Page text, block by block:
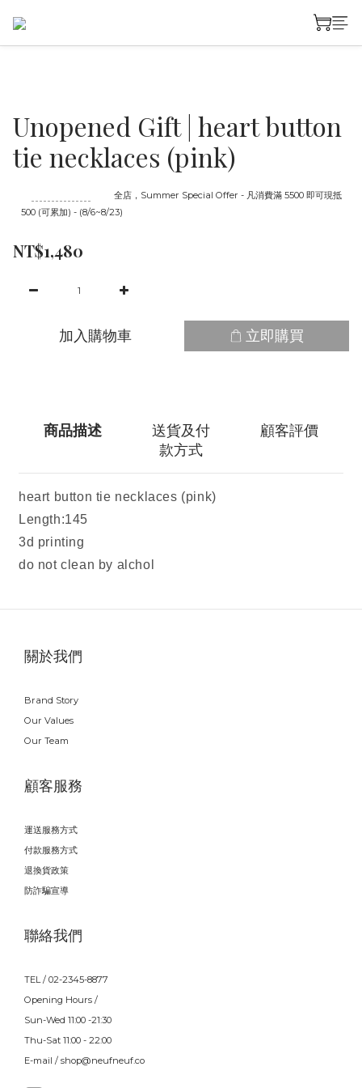
Unopened Gift | heart button
tie necklaces (pink)
全店，Summer Special Offer - 凡消費滿 5500 即可現抵
500 (可累加) - (8/6~8/23)
NT$1,480
加入購物車 立即購買
商品描述
送貨及付
款方式
顧客評價
heart button tie necklaces (pink)
Length:145
3d printing
do not clean by alchol
關於我們
Brand Story
Our Values
Our Team
顧客服務
運送服務方式
付款服務方式
退換貨政策
防詐騙宣導
聯絡我們
TEL / 02-2345-8877
Opening Hours /
Sun-Wed 11:00 -21:30
Thu-Sat 11:00 - 22:00
E-mail / shop@neufneuf.co